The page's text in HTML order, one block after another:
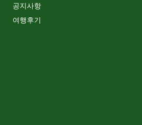
공지사항
여행후기